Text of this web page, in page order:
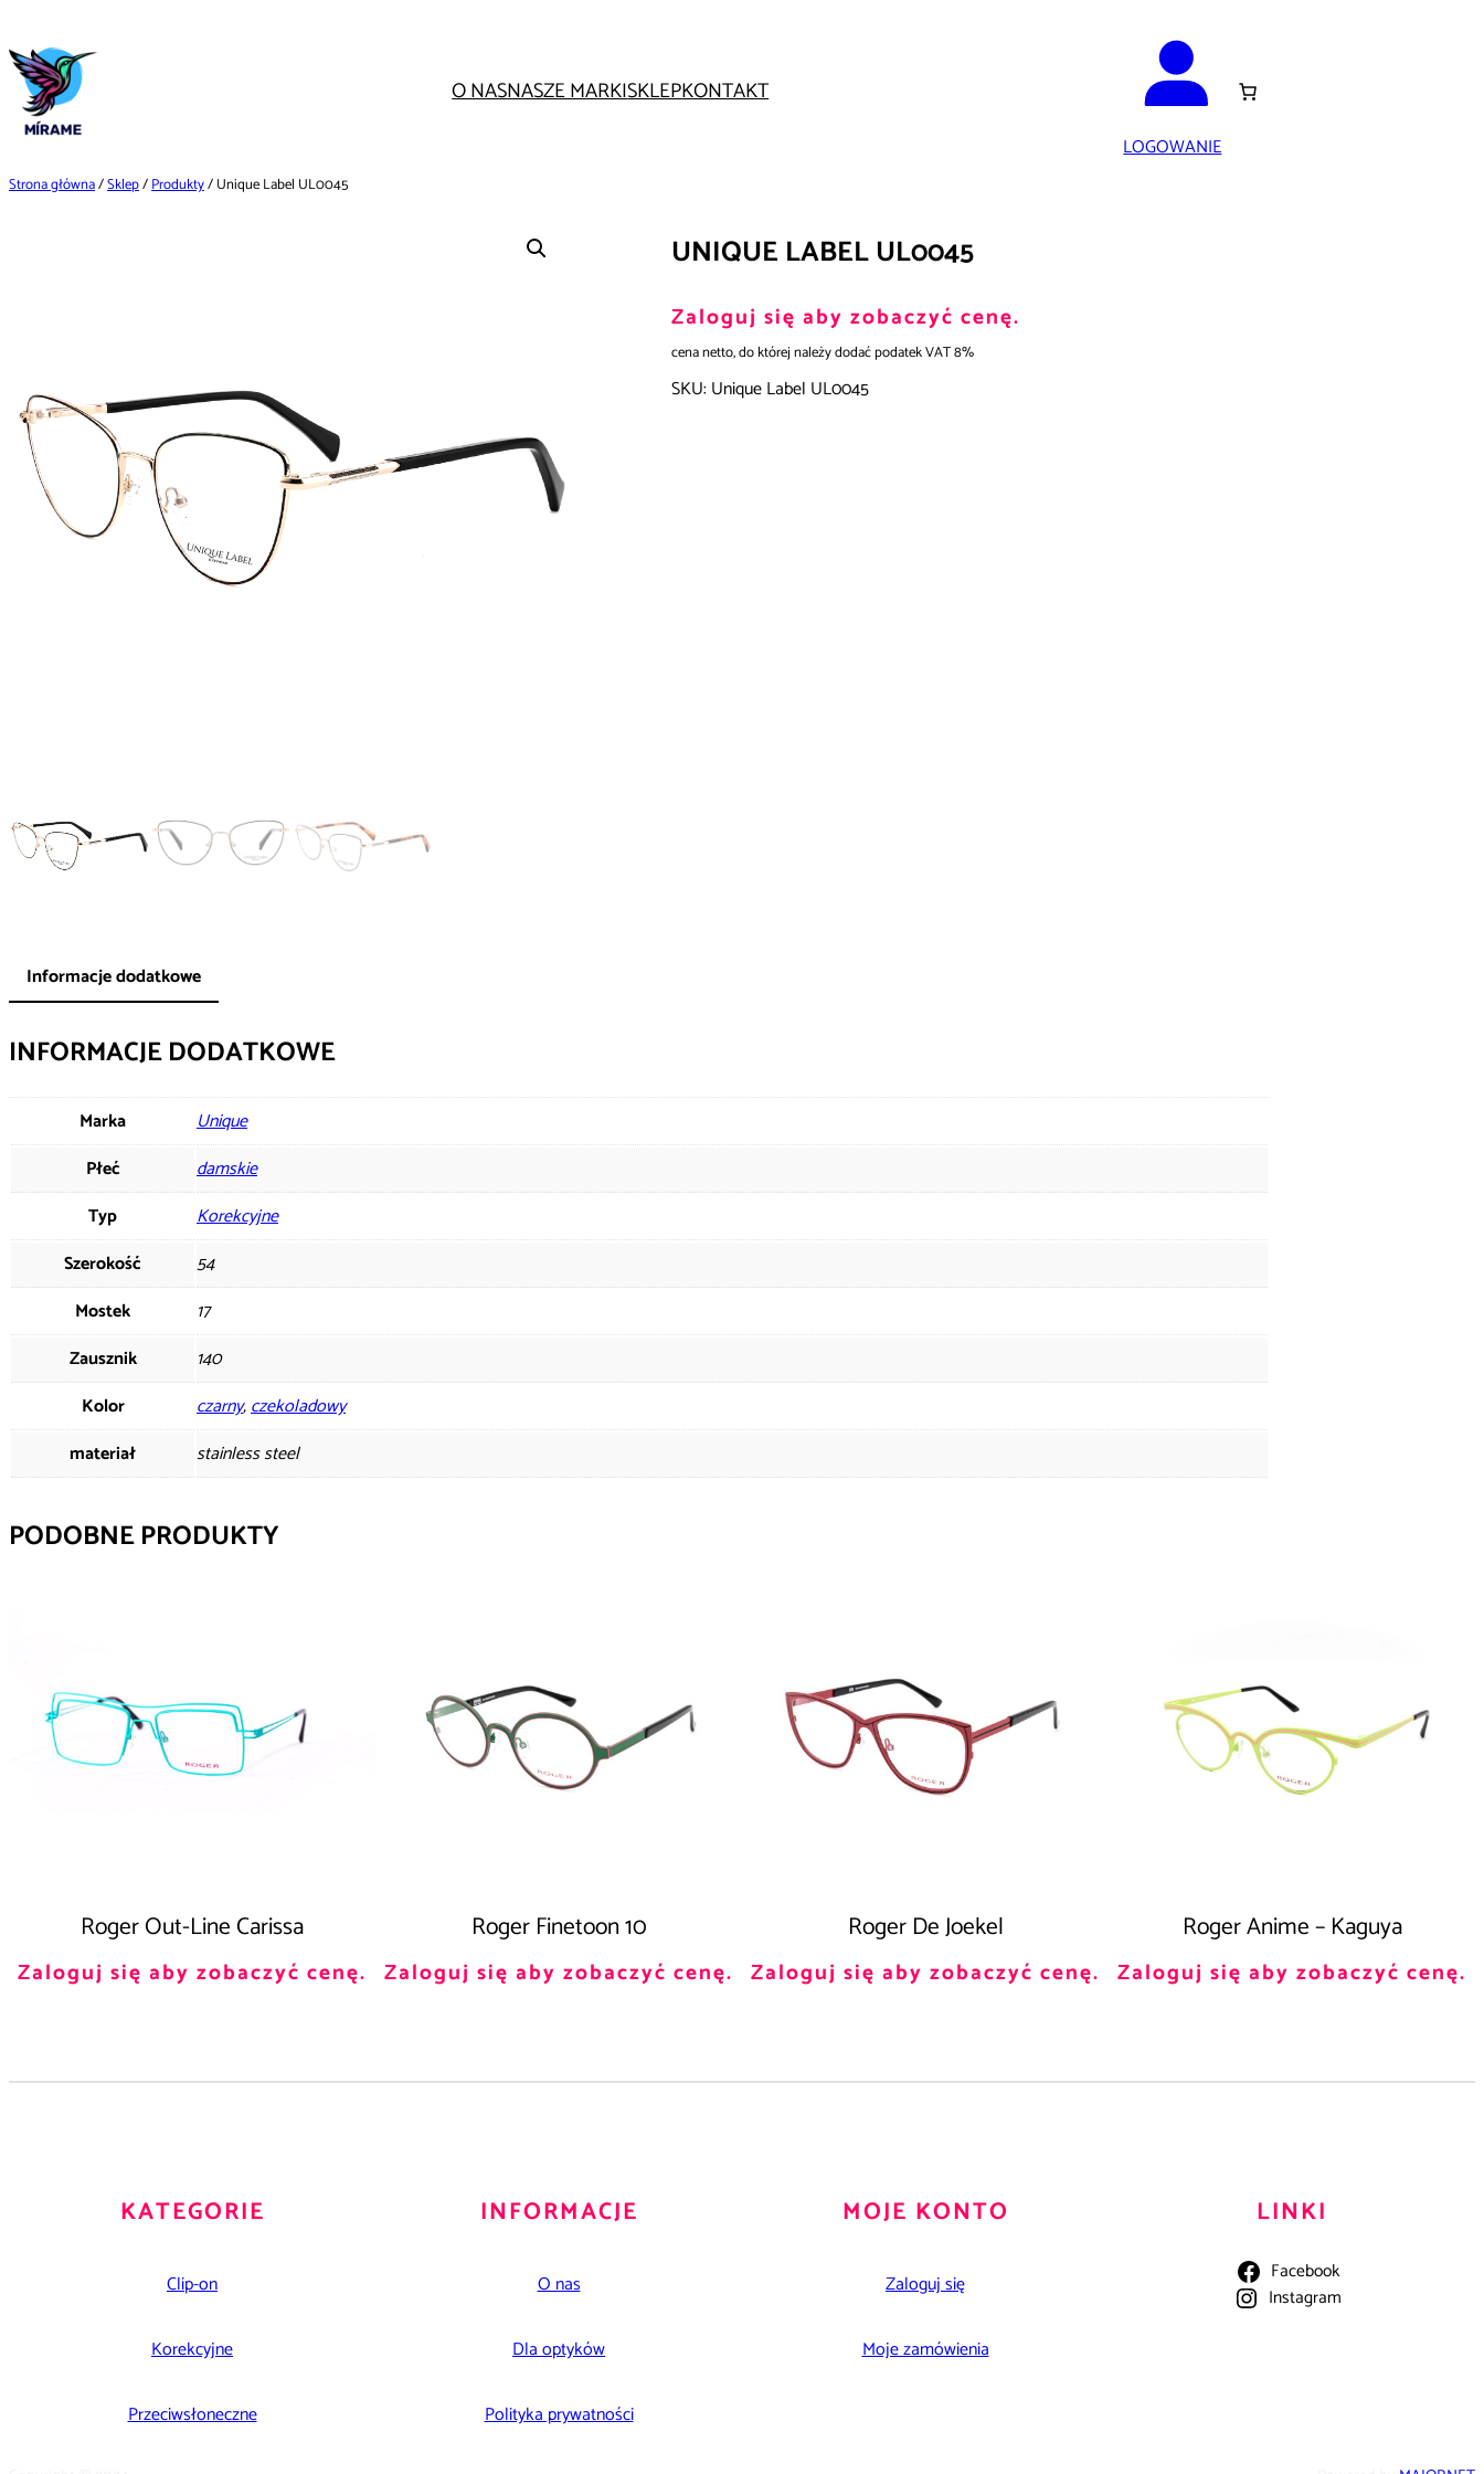
do
treści
O NASNASZE MARKISKLEPKONTAKT
LOGOWANIE
Strona główna/Sklep/Produkty/ Unique Label UL0045
UNIQUE LABEL UL0045
Zaloguj się aby zobaczyć cenę.
cena netto, do której należy dodać podatek VAT 8%
SKU: Unique Label UL0045
Informacje dodatkowe
INFORMACJE DODATKOWE
Marka
Unique
Płeć
damskie
Typ
Korekcyjne
Szerokość
54
Mostek
17
Zausznik
140
Kolor
czarny,czekoladowy
materiał
stainless steel
PODOBNE PRODUKTY
Roger Out-Line Carissa
Zaloguj się aby zobaczyć cenę.
Roger Finetoon 10
Zaloguj się aby zobaczyć cenę.
Roger De Joekel
Zaloguj się aby zobaczyć cenę.
Roger Anime – Kaguya
Zaloguj się aby zobaczyć cenę.
KATEGORIE
Clip-on
Korekcyjne
Przeciwsłoneczne
INFORMACJE
O nas
Dla optyków
Polityka prywatności
MOJE KONTO
Zaloguj się
Moje zamówienia
LINKI
Facebook
Instagram